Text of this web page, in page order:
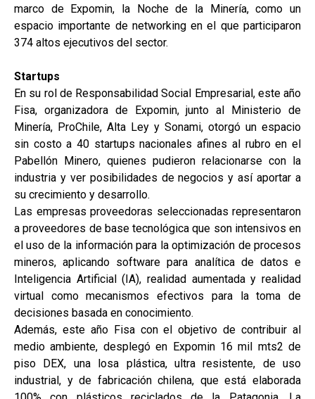
marco de Expomin, la Noche de la Minería, como un
espacio importante de networking en el que participaron
374 altos ejecutivos del sector.
Startups
En su rol de Responsabilidad Social Empresarial, este año
Fisa, organizadora de Expomin, junto al Ministerio de
Minería, ProChile, Alta Ley y Sonami, otorgó un espacio
sin costo a 40 startups nacionales afines al rubro en el
Pabellón Minero, quienes pudieron relacionarse con la
industria y ver posibilidades de negocios y así aportar a
su crecimiento y desarrollo.
Las empresas proveedoras seleccionadas representaron
a proveedores de base tecnológica que son intensivos en
el uso de la información para la optimización de procesos
mineros, aplicando software para analítica de datos e
Inteligencia Artificial (IA), realidad aumentada y realidad
virtual como mecanismos efectivos para la toma de
decisiones basada en conocimiento.
Además, este año Fisa con el objetivo de contribuir al
medio ambiente, desplegó en Expomin 16 mil mts2 de
piso DEX, una losa plástica, ultra resistente, de uso
industrial, y de fabricación chilena, que está elaborada